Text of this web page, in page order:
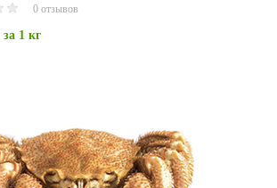
0 отзывов
за 1 кг